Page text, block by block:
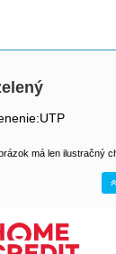
má len ilustračný